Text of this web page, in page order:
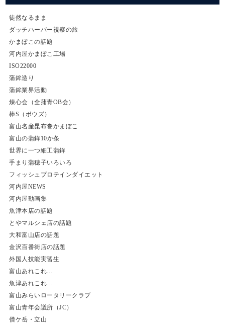
徒然なるまま
ダッチハーバー視察の旅
かまぼこの話題
河内屋かまぼこ工場
ISO22000
蒲鉾造り
蒲鉾業界活動
煉心会（全蒲青OB会）
棒S（ボウズ）
富山名産昆布巻かまぼこ
富山の蒲鉾10か条
世界に一つ細工蒲鉾
手まり蒲穂子いろいろ
フィッシュプロテインダイエット
河内屋NEWS
河内屋動画集
魚津本店の話題
とやマルシェ店の話題
大和富山店の話題
金沢百番街店の話題
外国人技能実習生
富山あれこれ…
魚津あれこれ…
富山みらいロータリークラブ
富山青年会議所（JC）
僧ケ岳・立山